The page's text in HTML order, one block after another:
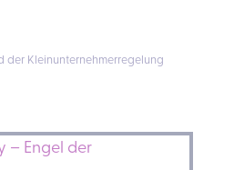
der Kleinunternehmerregelung